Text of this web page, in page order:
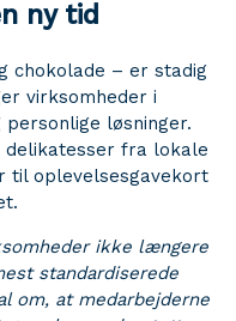
ny tid
chokolade – er stadig
virksomheder i
løsninger.
fra lokale
til oplevelsesgavekort
ikke længere
standardiserede
om, at medarbejderne